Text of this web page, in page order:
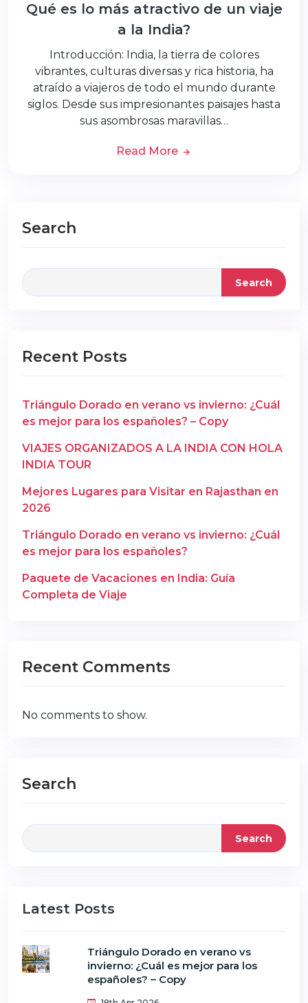
Qué es lo más atractivo de un viaje
a la India?
Introducción: India, la tierra de colores
vibrantes, culturas diversas y rica historia, ha
atraído a viajeros de todo el mundo durante
siglos. Desde sus impresionantes paisajes hasta
sus asombrosas maravillas…
Read More
Search
Search
Recent Posts
Triángulo Dorado en verano vs invierno: ¿Cuál
es mejor para los españoles? – Copy
VIAJES ORGANIZADOS A LA INDIA CON HOLA
INDIA TOUR
Mejores Lugares para Visitar en Rajasthan en
2026
Triángulo Dorado en verano vs invierno: ¿Cuál
es mejor para los españoles?
Paquete de Vacaciones en India: Guía
Completa de Viaje
Recent Comments
No comments to show.
Search
Search
Latest Posts
Triángulo Dorado en verano vs
invierno: ¿Cuál es mejor para los
españoles? – Copy